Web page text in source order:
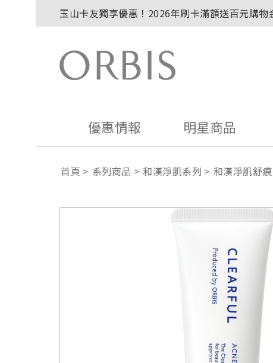
玉山卡友獨享優惠！2026年刷卡滿額送百元購物
2027年清新會員募集開跑！
贈品贈畢公告：ORBIS大理石紋午茶杯
贈品贈畢公告：ORBIS針織手提袋
優惠情報 明星商品
首頁 系列商品 和漢淨肌系列 和漢淨肌舒